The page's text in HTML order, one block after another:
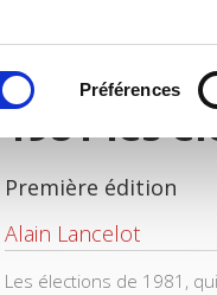
Préférences
1981 les
Première édition
Alain Lancelot
Les élections de 1981,